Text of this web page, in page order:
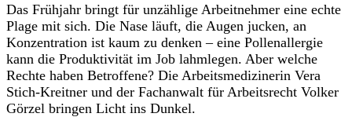
Das Frühjahr bringt für unzählige Arbeitnehmer eine echte
Plage mit sich. Die Nase läuft, die Augen jucken, an
Konzentration ist kaum zu denken – eine Pollenallergie
kann die Produktivität im Job lahmlegen. Aber welche
Rechte haben Betroffene? Die Arbeitsmedizinerin Vera
Stich-Kreitner und der Fachanwalt für Arbeitsrecht Volker
Görzel bringen Licht ins Dunkel.